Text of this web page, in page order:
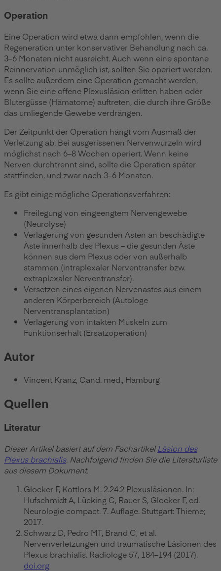
Operation
Eine Operation wird etwa dann empfohlen, wenn die
Regeneration unter konservativer Behandlung nach ca.
3–6 Monaten nicht ausreicht. Auch wenn eine spontane
Reinnervation unmöglich ist, sollten Sie operiert werden.
Es sollte außerdem eine Operation gemacht werden,
wenn Sie eine offene Plexusläsion erlitten haben oder
Blutergüsse (Hämatome) auftreten, die durch ihre Größe
das umliegende Gewebe verdrängen.
Der Zeitpunkt der Operation hängt vom Ausmaß der
Verletzung ab. Bei ausgerissenen Nervenwurzeln wird
möglichst nach 6–8 Wochen operiert. Wenn keine
Nerven durchtrennt sind, sollte die Operation später
stattfinden, und zwar nach 3–6 Monaten.
Es gibt einige mögliche Operationsverfahren:
Freilegung von eingeengtem Nervengewebe
(Neurolyse)
Verlagerung von gesunden Ästen an beschädigte
Äste innerhalb des Plexus – die gesunden Äste
können aus dem Plexus oder von außerhalb
stammen (intraplexaler Nerventransfer bzw.
extraplexaler Nerventransfer).
Versetzen eines eigenen Nervenastes aus einem
anderen Körperbereich (Autologe
Nerventransplantation)
Verlagerung von intakten Muskeln zum
Funktionserhalt (Ersatzoperation)
Autor
Vincent Kranz, Cand. med., Hamburg
Quellen
Literatur
Dieser Artikel basiert auf dem FachartikelLäsion des
Plexus brachialis. Nachfolgend finden Sie die Literaturliste
aus diesem Dokument.
Glocker F, Kottlors M. 2.24.2 Plexusläsionen. In:
Hufschmidt A, Lücking C, Rauer S, Glocker F, ed.
Neurologie compact. 7. Auflage. Stuttgart: Thieme;
2017.
Schwarz D, Pedro MT, Brand C, et al.
Nervenverletzungen und traumatische Läsionen des
Plexus brachialis. Radiologe 57, 184–194 (2017).
doi.org